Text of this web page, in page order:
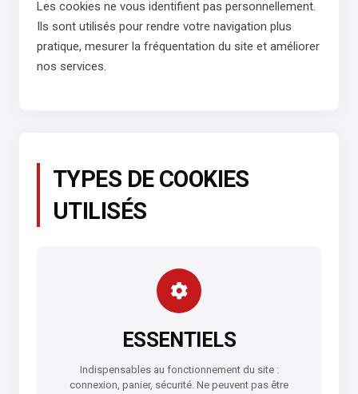
Les cookies ne vous identifient pas personnellement.
Ils sont utilisés pour rendre votre navigation plus
pratique, mesurer la fréquentation du site et améliorer
nos services.
TYPES DE COOKIES
UTILISÉS
ESSENTIELS
Indispensables au fonctionnement du site :
connexion, panier, sécurité. Ne peuvent pas être